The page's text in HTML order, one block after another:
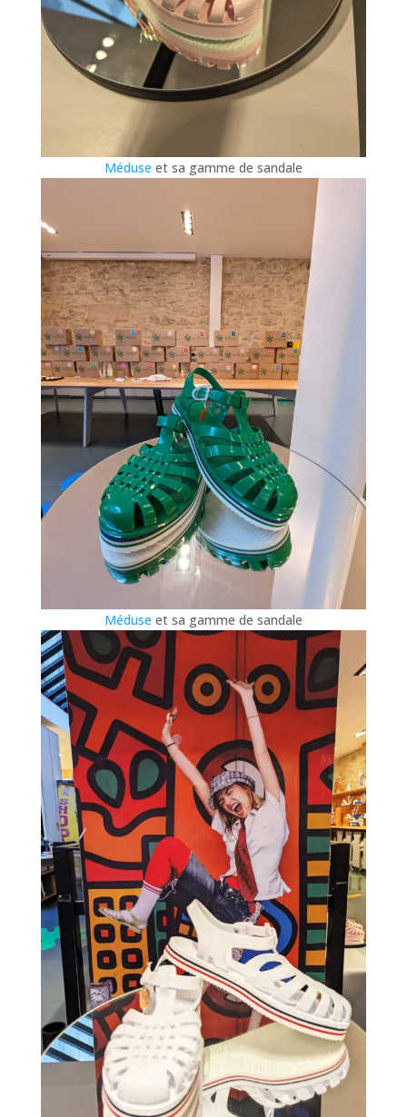
Méduse et sa gamme de sandale
Méduse et sa gamme de sandale